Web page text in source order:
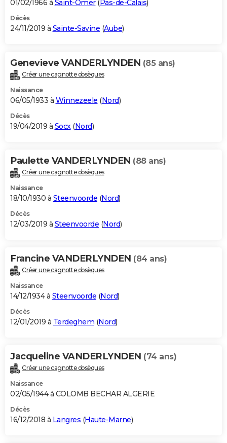
01/02/1966 à Saint-Omer( Pas-de-Calais)
Décès
24/11/2019 à Sainte-Savine (Aube)
Genevieve VANDERLYNDEN (85 ans)
Créer une cagnotte obsèques
Naissance
06/05/1933 à Winnezeele (Nord)
Décès
19/04/2019 à Socx(Nord)
Paulette VANDERLYNDEN (88 ans)
Créer une cagnotte obsèques
Naissance
18/10/1930 à Steenvoorde (Nord)
Décès
12/03/2019 à Steenvoorde (Nord)
Francine VANDERLYNDEN (84 ans)
Créer une cagnotte obsèques
Naissance
14/12/1934 à Steenvoorde (Nord)
Décès
12/01/2019 à Terdeghem (Nord)
Jacqueline VANDERLYNDEN (74 ans)
Créer une cagnotte obsèques
Naissance
02/05/1944 à COLOMB BECHAR ALGERIE
Décès
16/12/2018 à Langres (Haute-Marne)